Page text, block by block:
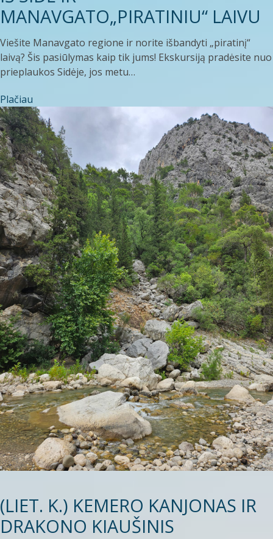
MANAVGATO„PIRATINIU“ LAIVU
Viešite Manavgato regione ir norite išbandyti „piratinį“
laivą? Šis pasiūlymas kaip tik jums! Ekskursiją pradėsite nuo
prieplaukos Sidėje, jos metu…
Plačiau
(LIET. K.) KEMERO KANJONAS IR
DRAKONO KIAUŠINIS